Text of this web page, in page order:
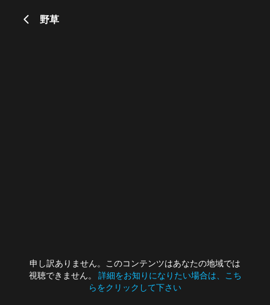
野草
申し訳ありません。このコンテンツはあなたの地域では
視聴できません。
詳細をお知りになりたい場合は、こち
らをクリックして下さい